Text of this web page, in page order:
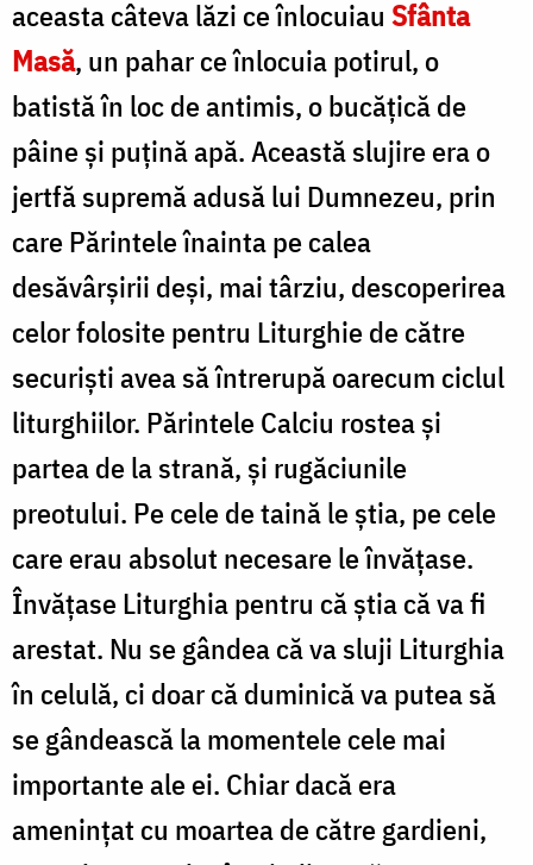
aceasta câteva lăzi ce înlocuiau Sfânta
Masă, un pahar ce înlocuia potirul, o
batistă în loc de antimis, o bucățică de
pâine și puțină apă. Această slujire era o
jertfă supremă adusă lui Dumnezeu, prin
care Părintele înainta pe calea
desăvârșirii deși, mai târziu, descoperirea
celor folosite pentru Liturghie de către
securiști avea să întrerupă oarecum ciclul
liturghiilor. Părintele Calciu rostea şi
partea de la strană, şi rugăciunile
preotului. Pe cele de taină le ştia, pe cele
care erau absolut necesare le învățase.
Învăţase Liturghia pentru că ştia că va fi
arestat. Nu se gândea că va sluji Liturghia
în celulă, ci doar că duminică va putea să
se gândească la momentele cele mai
importante ale ei. Chiar dacă era
amenințat cu moartea de către gardieni,